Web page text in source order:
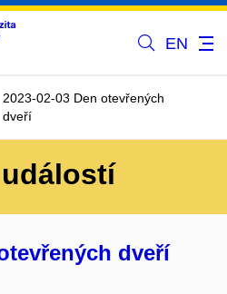
EN
2023-02-03 Den otevřených
dveří
dveří